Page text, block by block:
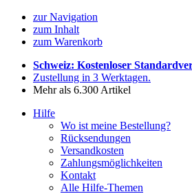
zur Navigation
zum Inhalt
zum Warenkorb
Schweiz: Kostenloser
Zustellung in 3 Werktagen.
Mehr als 6.300 Artikel
Hilfe
Wo ist meine Bestellung?
Rücksendungen
Versandkosten
Zahlungsmöglichkeiten
Kontakt
Alle Hilfe-Themen